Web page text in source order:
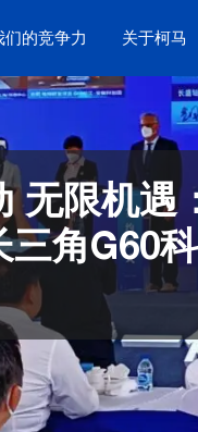
们的竞争力 关于柯马
无限机遇
三角G60